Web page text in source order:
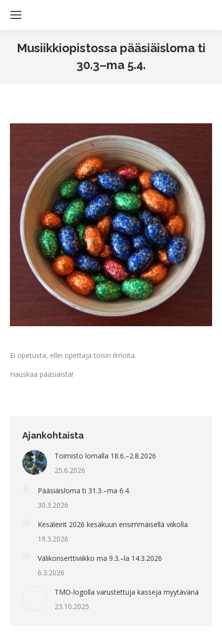
Musiikkiopistossa pääsiäisloma ti
30.3–ma 5.4.
Ei opetusta, ellei opettaja toisin ilmoita.
Hauskaa pääsiäistä!
Ajankohtaista
Toimisto lomalla 18.6.–2.8.2026
25.6.2026
Pääsiäisloma ti 31.3.–ma 6.4.
30.3.2026
Kesäleirit 2026 kesäkuun ensimmäisellä viikolla
19.3.2026
Välikonserttiviikko ma 9.3.–la 14.3.2026
6.3.2026
TMO-logolla varustettuja kasseja myytävänä
23.10.2025